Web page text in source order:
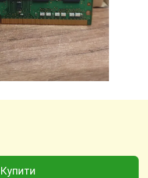
Купити